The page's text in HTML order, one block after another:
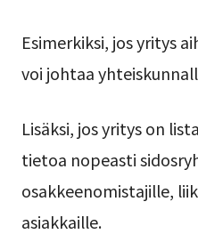
Esimerkiksi, jos yritys
voi johtaa
Lisäksi, jos yritys on
tietoa nopeasti
osakkeenomistajille,
asiakkaille.